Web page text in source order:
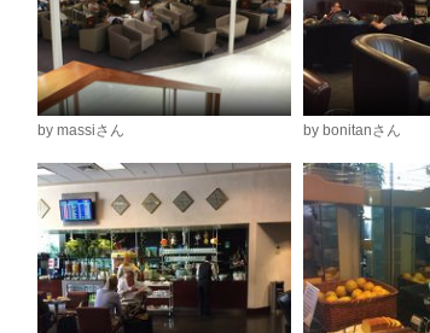
by massiさん by bonitanさん